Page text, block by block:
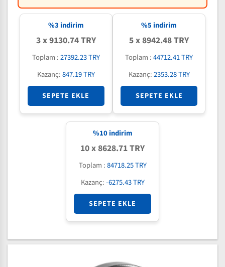
%3 indirim
3 x 9130.74 TRY
Toplam :27392.23 TRY
Kazanç:847.19 TRY
SEPETE EKLE
%5 indirim
5 x 8942.48 TRY
Toplam :44712.41 TRY
Kazanç:2353.28 TRY
SEPETE EKLE
%10indirim
10 x 8628.71 TRY
Toplam :84718.25 TRY
Kazanç:-6275.43 TRY
SEPETE EKLE